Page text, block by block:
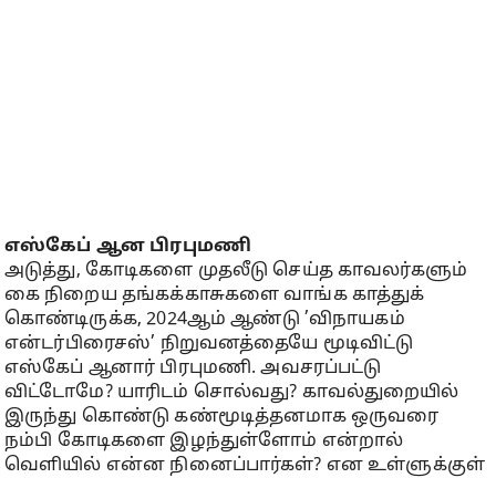
எஸ்கேப் ஆன பிரபுமணி
அடுத்து, கோடிகளை முதலீடு செய்த காவலர்களும்
கை நிறைய தங்கக்காசுகளை வாங்க காத்துக்
கொண்டிருக்க, 2024ஆம் ஆண்டு ’விநாயகம்
என்டர்பிரைசஸ்’ நிறுவனத்தையே மூடிவிட்டு
எஸ்கேப் ஆனார் பிரபுமணி. அவசரப்பட்டு
விட்டோமே? யாரிடம் சொல்வது? காவல்துறையில்
இருந்து கொண்டு கண்மூடித்தனமாக ஒருவரை
நம்பி கோடிகளை இழந்துள்ளோம் என்றால்
வெளியில் என்ன நினைப்பார்கள்? என உள்ளுக்குள்